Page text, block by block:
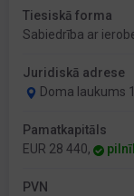
Tiesiskā forma
Sabiedrība ar
Juridiskā adrese
Doma laukums
Pamatkapitāls
EUR 28 440,
PVN